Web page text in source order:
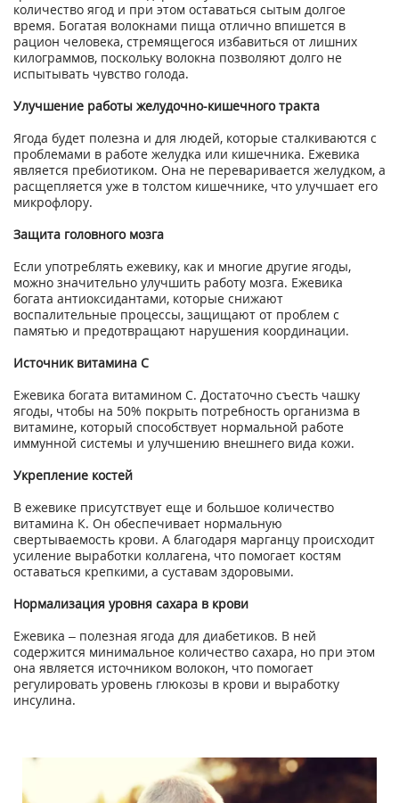
количество ягод и при этом оставаться сытым долгое
время. Богатая волокнами пища отлично впишется в
рацион человека, стремящегося избавиться от лишних
килограммов, поскольку волокна позволяют долго не
испытывать чувство голода.
Улучшение работы желудочно-кишечного тракта
Ягода будет полезна и для людей, которые сталкиваются с
проблемами в работе желудка или кишечника. Ежевика
является пребиотиком. Она не переваривается желудком, а
расщепляется уже в толстом кишечнике, что улучшает его
микрофлору.
Защита головного мозга
Если употреблять ежевику, как и многие другие ягоды,
можно значительно улучшить работу мозга. Ежевика
богата антиоксидантами, которые снижают
воспалительные процессы, защищают от проблем с
памятью и предотвращают нарушения координации.
Источник витамина С
Ежевика богата витамином С. Достаточно съесть чашку
ягоды, чтобы на 50% покрыть потребность организма в
витамине, который способствует нормальной работе
иммунной системы и улучшению внешнего вида кожи.
Укрепление костей
В ежевике присутствует еще и большое количество
витамина К. Он обеспечивает нормальную
свертываемость крови. А благодаря марганцу происходит
усиление выработки коллагена, что помогает костям
оставаться крепкими, а суставам здоровыми.
Нормализация уровня сахара в крови
Ежевика – полезная ягода для диабетиков. В ней
содержится минимальное количество сахара, но при этом
она является источником волокон, что помогает
регулировать уровень глюкозы в крови и выработку
инсулина.